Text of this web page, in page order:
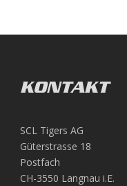
KONTAKT
SCL Tigers AG
Güterstrasse 18
Postfach
CH-3550 Langnau i.E.